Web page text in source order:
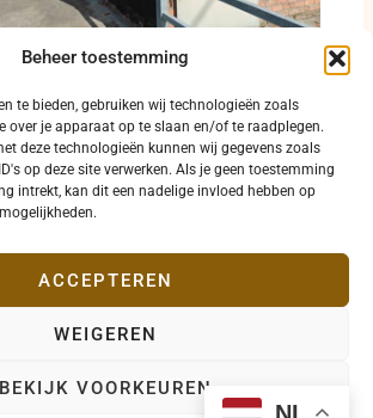
Beheer toestemming
te bieden, gebruiken wij technologieën zoals
over je apparaat op te slaan en/of te raadplegen.
deze technologieën kunnen wij gegevens zoals
op deze site verwerken. Als je geen toestemming
intrekt, kan dit een nadelige invloed hebben op
ACCEPTEREN
WEIGEREN
BEKIJK VOORKEUREN
aan de Galileistraat in
500000 kippen per jaar:
nemen de grote
indegazette.be |Privacy